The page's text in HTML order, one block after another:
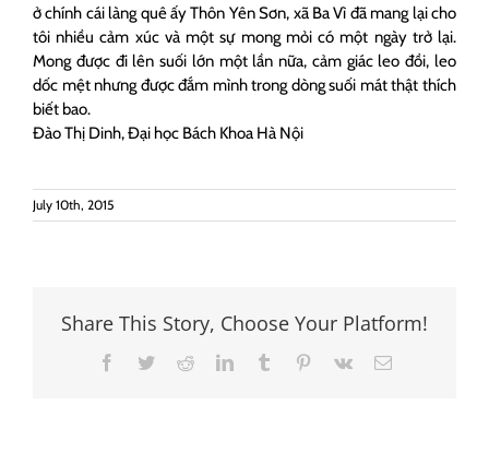
ở chính cái làng quê ấy Thôn Yên Sơn, xã Ba Vì đã mang lại cho
tôi nhiều cảm xúc và một sự mong mỏi có một ngày trở lại.
Mong được đi lên suối lớn một lần nữa, cảm giác leo đồi, leo
dốc mệt nhưng được đắm mình trong dòng suối mát thật thích
biết bao.
Đào Thị Dinh, Đại học Bách Khoa Hà Nội
July 10th, 2015
Share This Story, Choose Your Platform!
Facebook
TwitterRedditLinkedInTumblr Pinterest
Vk Email